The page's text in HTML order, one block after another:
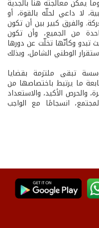
يمكن معالجته هنا بالجدية
لا داعي لحلّه بالقوة، أو
والفرق كبير بين أن تكون
من الجميع، وأن تكون
تبدو وكأنّها تخلّت عن دورها
الوطني الشامل، وبذلك
تبقى ملتزمة بقضايا
ما يرتبط باختصاصها من
والحرص الأكيد، والاستعداد
انسجامًا مع الواجب